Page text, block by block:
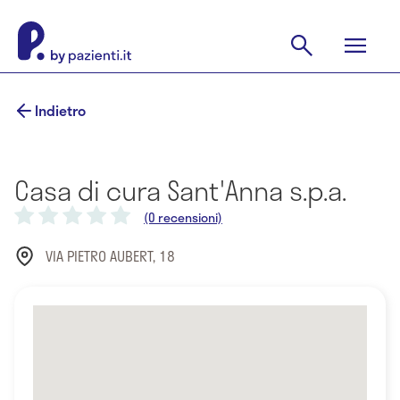
Indietro
Casa di cura Sant'Anna s.p.a.
(0 recensioni)
VIA PIETRO AUBERT, 18